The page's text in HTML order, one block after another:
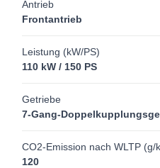
Antrieb
Frontantrieb
Leistung (kW/PS)
110 kW / 150 PS
Getriebe
7-Gang-
CO2-Emission nach WLTP (g/
120